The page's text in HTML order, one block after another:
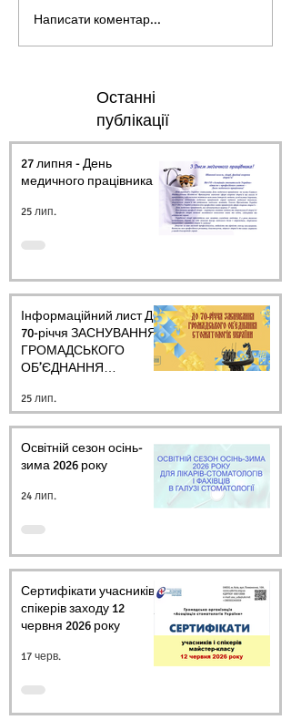
Написати коментар...
Останні
публікації
27 липня - День
медичного працівника.
25 лип.
Інформаційний лист ДО
70-річчя ЗАСНУВАННЯ
ГРОМАДСЬКОГО
ОБ’ЄДНАННЯ
УКРАЇНИ
25 лип.
Освітній сезон осінь-
зима 2026 року
24 лип.
Сертифікати учасників і
спікерів заходу 12
червня 2026 року
17 черв.